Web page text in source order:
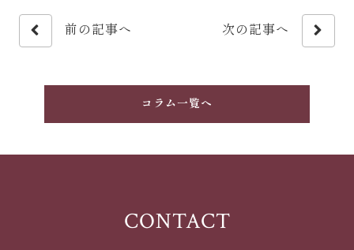
前の記事へ 次の記事へ
コラム一覧へ
CONTACT